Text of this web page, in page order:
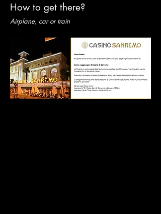
eventi più riconoscibili del calendario
nazionale. Con l’inizio del festival sempre più
How to get there?
Airplane, car or train